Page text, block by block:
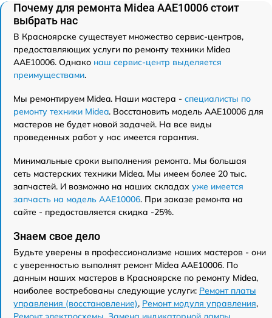
Почему для ремонта Midea AAE10006 стоит
выбрать нас
В Красноярске существует множество сервис-центров,
предоставляющих услуги по ремонту техники Midea
AAE10006. Однако наш сервис-центр выделяется
преимуществами.
Мы ремонтируем Midea. Наши мастера - специалисты по
ремонту техники Midea. Восстановить модель AAE10006 для
мастеров не будет новой задачей. На все виды
проведенных работ у нас имеется гарантия.
Минимальные сроки выполнения ремонта. Мы большая
сеть мастерских техники Midea. Мы имеем более 20 тыс.
запчастей. И возможно на наших складах уже имеется
запчасть на модель AAE10006. При заказе ремонта на
сайте - предоставляется скидка -25%.
Знаем свое дело
Будьте уверены в профессионализме наших мастеров - они
с уверенностью выполнят ремонт Midea AAE10006. По
данным наших мастеров в Красноярске по ремонту Midea,
наиболее востребованы следующие услуги: Ремонт платы
управления (восстановление), Ремонт модуля управления,